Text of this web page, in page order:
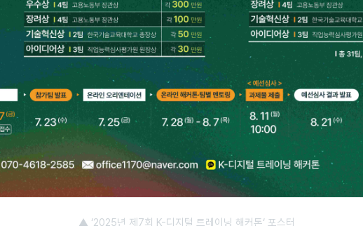
▲ ‘2025년 제7회 K-디지털 트레이닝 해커톤‘ 포스터